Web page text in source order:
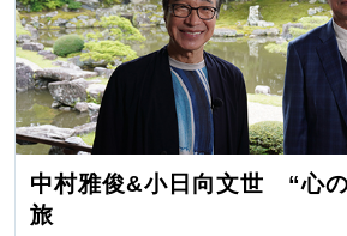
中村雅俊&小日向文世 “心
旅